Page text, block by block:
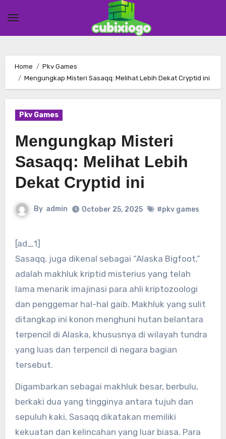
content
Home
Pkv Games
Mengungkap Misteri Sasaqq: Melihat Lebih Dekat Cryptid ini
Pkv Games
Mengungkap Misteri
Sasaqq: Melihat Lebih
Dekat Cryptid ini
By admin October 25, 2025 #pkv games
[ad_1]
Sasaqq, juga dikenal sebagai “Alaska Bigfoot,”
adalah makhluk kriptid misterius yang telah
lama menarik imajinasi para ahli kriptozoologi
dan penggemar hal-hal gaib. Makhluk yang sulit
ditangkap ini konon menghuni hutan belantara
terpencil di Alaska, khususnya di wilayah tundra
yang luas dan terpencil di negara bagian
tersebut.
Digambarkan sebagai makhluk besar, berbulu,
berkaki dua yang tingginya antara tujuh dan
sepuluh kaki, Sasaqq dikatakan memiliki
kekuatan dan kelincahan yang luar biasa. Para